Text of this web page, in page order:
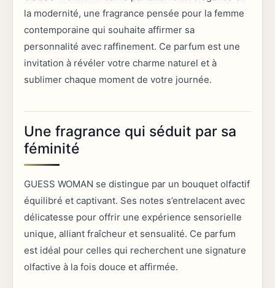
la modernité, une fragrance pensée pour la femme
contemporaine qui souhaite affirmer sa
personnalité avec raffinement. Ce parfum est une
invitation à révéler votre charme naturel et à
sublimer chaque moment de votre journée.
Une fragrance qui séduit par sa
féminité
GUESS WOMAN se distingue par un bouquet olfactif
équilibré et captivant. Ses notes s’entrelacent avec
délicatesse pour offrir une expérience sensorielle
unique, alliant fraîcheur et sensualité. Ce parfum
est idéal pour celles qui recherchent une signature
olfactive à la fois douce et affirmée.